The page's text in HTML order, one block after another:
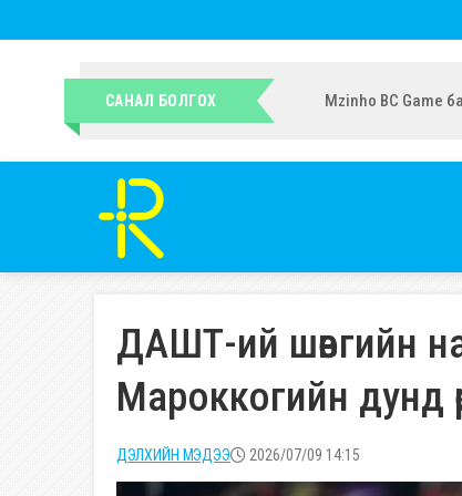
САНАЛ БОЛГОХ УИХ-ын гишүүн
ДАШТ-ий шөвгийн
Мароккогийн дунд
ДЭЛХИЙН МЭДЭЭ 2026/07/09 14:15